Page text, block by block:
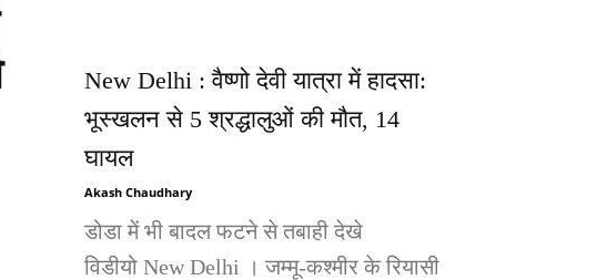
New Delhi : वैष्णो देवी यात्रा में हादसा:
भूस्खलन से 5 श्रद्धालुओं की मौत, 14
घायल
Akash Chaudhary
डोडा में भी बादल फटने से तबाही देखे
विडीयो New Delhi । जम्मू-कश्मीर के रियासी